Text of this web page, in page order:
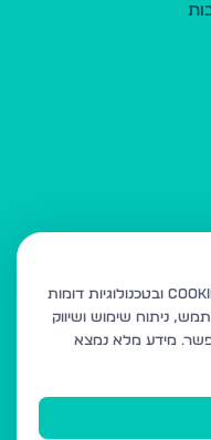
אתר רשות היחיד עושה שימוש בקבצי Cookie ובטכנולוגיות דומות
ניתוח שימוש ושיווק
מידע מלא נמצא